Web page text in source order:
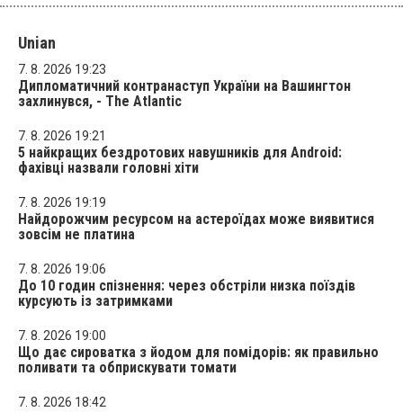
Unian
7. 8. 2026 19:23
Дипломатичний контранаступ України на Вашингтон
захлинувся, - The Atlantic
7. 8. 2026 19:21
5 найкращих бездротових навушників для Android:
фахівці назвали головні хіти
7. 8. 2026 19:19
Найдорожчим ресурсом на астероїдах може виявитися
зовсім не платина
7. 8. 2026 19:06
До 10 годин спізнення: через обстріли низка поїздів
курсують із затримками
7. 8. 2026 19:00
Що дає сироватка з йодом для помідорів: як правильно
поливати та обприскувати томати
7. 8. 2026 18:42